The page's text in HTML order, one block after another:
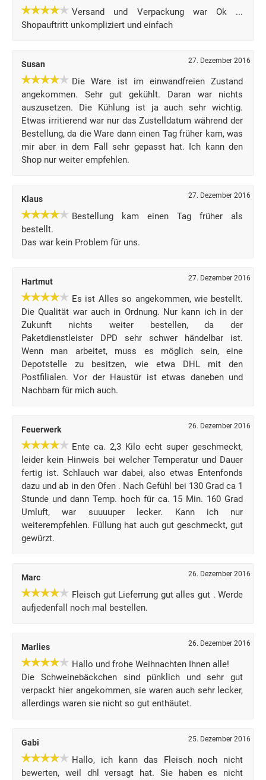
Versand und Verpackung war Ok ...
Shopauftritt unkompliziert und einfach
Susan 27. Dezember 2016
Die Ware ist im einwandfreien Zustand
angekommen. Sehr gut gekühlt. Daran war nichts
auszusetzen. Die Kühlung ist ja auch sehr wichtig.
Etwas irritierend war nur das Zustelldatum während der
Bestellung, da die Ware dann einen Tag früher kam, was
mir aber in dem Fall sehr gepasst hat. Ich kann den
Shop nur weiter empfehlen.
Klaus 27. Dezember 2016
Bestellung kam einen Tag früher als
bestellt.
Das war kein Problem für uns.
Hartmut 27. Dezember 2016
Es ist Alles so angekommen, wie bestellt.
Die Qualität war auch in Ordnung. Nur kann ich in der
Zukunft nichts weiter bestellen, da der
Paketdienstleister DPD sehr schwer händelbar ist.
Wenn man arbeitet, muss es möglich sein, eine
Depotstelle zu besitzen, wie etwa DHL mit den
Postfilialen. Vor der Haustür ist etwas daneben und
Nachbarn für mich auch.
Feuerwerk 26. Dezember 2016
Ente ca. 2,3 Kilo echt super geschmeckt,
leider kein Hinweis bei welcher Temperatur und Dauer
fertig ist. Schlauch war dabei, also etwas Entenfonds
dazu und ab in den Ofen . Nach Gefühl bei 130 Grad ca 1
Stunde und dann Temp. hoch für ca. 15 Min. 160 Grad
Umluft, war suuuuper lecker. Kann ich nur
weiterempfehlen. Füllung hat auch gut geschmeckt, gut
gewürzt.
Marc 26. Dezember 2016
Fleisch gut Lieferrung gut alles gut . Werde
aufjedenfall noch mal bestellen.
Marlies 26. Dezember 2016
Hallo und frohe Weihnachten Ihnen alle!
Die Schweinebäckchen sind pünklich und sehr gut
verpackt hier angekommen, sie waren auch sehr lecker,
allerdings waren sie nicht so gut enthäutet.
Gabi 25. Dezember 2016
Hallo, ich kann das Fleisch noch nicht
bewerten, weil dhl versagt hat. Sie haben es nicht